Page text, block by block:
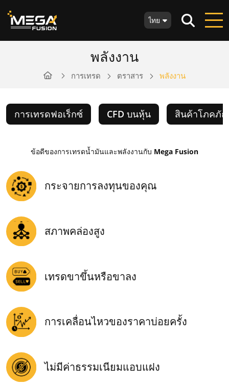
ไทย
พลังงาน
การเทรด ตราสาร พลังงาน
การเทรดฟอเร็กซ์ CFD บนหุ้น สินค้าโภคภั
ข้อดีของการเทรดน้ำมันและพลังงานกับ Mega Fusion
กระจายการลงทุนของคุณ
สภาพคล่องสูง
เทรดขาขึ้นหรือขาลง
การเคลื่อนไหวของราคาบ่อยครั้ง
ไม่มีค่าธรรมเนียมแอบแฝง